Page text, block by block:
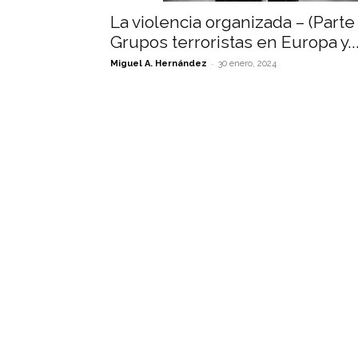
La violencia organizada – (Parte
Grupos terroristas en Europa
Miguel A. Hernández - 30 enero, 2024